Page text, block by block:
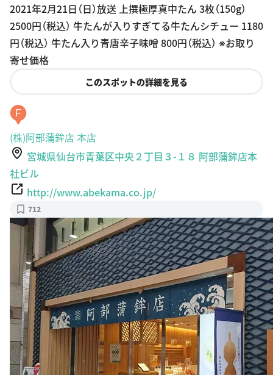
oogle Plac
es
2021年2月21日（日）放送 上撰極厚真中たん 3枚（150g）
2500円（税込） 牛たんが入りすぎてる牛たんシチュー 1180
円（税込） 牛たん入り青唐辛子味噌 800円（税込） ※お取り
寄せ価格
このスポットの詳細を見る
F
(株)阿部蒲鉾店 本店
宮城県仙台市青葉区中央２丁目３-１８ 阿部蒲鉾店本
社ビル
http://www.abekama.co.jp/
712